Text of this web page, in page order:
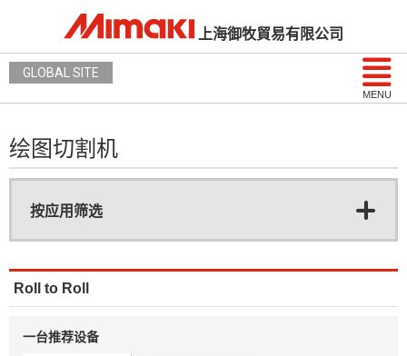
上海御牧貿易有限公司
MENU
GLOBAL SITE
绘图切割机
按应用筛选
Roll to Roll
一台推荐设备